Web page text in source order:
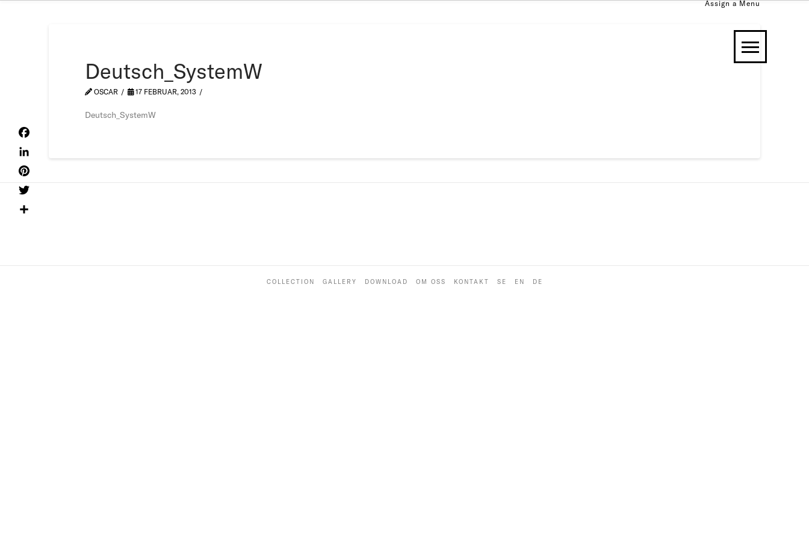
Assign a Menu
Deutsch_SystemW
OSCAR 17 FEBRUAR, 2013
Deutsch_SystemW
COLLECTION GALLERY DOWNLOAD OM OSS KONTAKT SE EN DE
Facebook
LinkedIn
Pinterest
Twitter